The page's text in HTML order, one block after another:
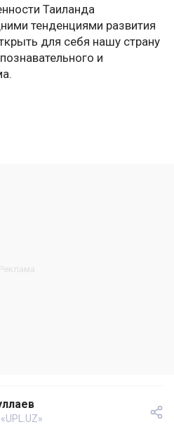
Таиланда
тенденциями развития
для себя нашу страну
и